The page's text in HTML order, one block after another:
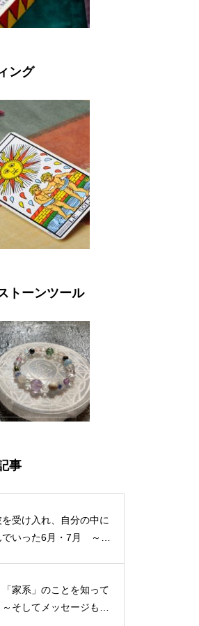
ング
トーンツール
事
受け入れ、自分の中に
でいった6月・7月 ～サ
家系」のことを知って
そしてメッセージもも